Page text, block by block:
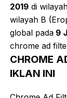
2019 di
wilayah B
global pada 9
chrome ad
CHROME
IKLAN INI